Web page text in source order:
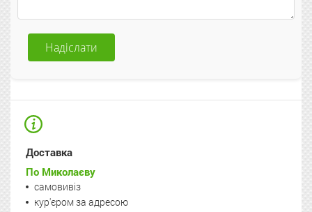
Надіслати
Доставка
По Миколаєву
самовивіз
кур'єром за адресою